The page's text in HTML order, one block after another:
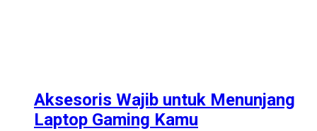
Aksesoris Wajib untuk Menunjang
Laptop Gaming Kamu